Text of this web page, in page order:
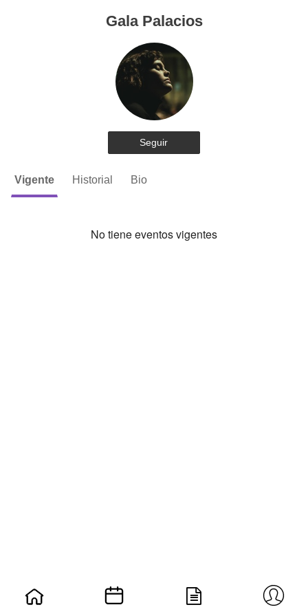
Gala Palacios
Seguir
Vigente Historial Bio
No tiene eventos vigentes